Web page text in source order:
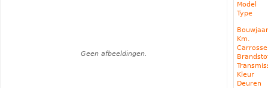
Geen afbeeldingen.
Model
Type
Km.
Kleur
Deuren